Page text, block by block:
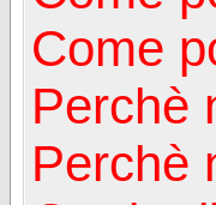
Come
Perchè
Perchè